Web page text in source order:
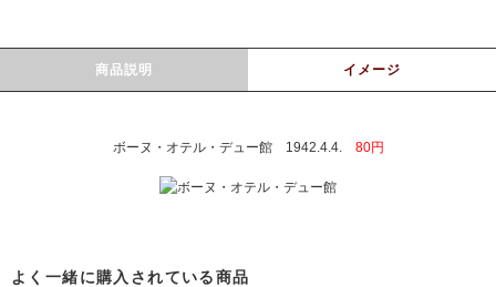
商品説明 イメージ
ボーヌ・オテル・デュー館 1942.4.4. 80円
よく一緒に購入されている商品